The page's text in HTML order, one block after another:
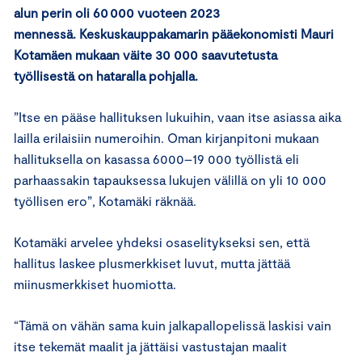
alun perin oli 60 000 vuoteen 2023
mennessä. Keskuskauppakamarin pääekonomisti Mauri
Kotamäen mukaan väite 30 000 saavutetusta
työllisestäon hataralla pohjalla.
”Itse en pääse hallituksen lukuihin, vaan itse asiassa aika
lailla erilaisiin numeroihin. Oman kirjanpitoni mukaan
hallituksella on kasassa 6000–19 000 työllistä eli
parhaassakin tapauksessa lukujen välillä on yli 10 000
työllisen ero”, Kotamäki räknää.
Kotamäki arvelee yhdeksi osaselitykseksi sen, että
hallitus laskee plusmerkkiset luvut, mutta jättää
miinusmerkkiset huomiotta.
“Tämä on vähän sama kuin jalkapallopelissä laskisi vain
itse tekemät maalit ja jättäisi vastustajan maalit